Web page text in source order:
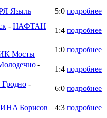
Языль 5:0 подробнее
- НАФТАН
1:4 подробнее
Мосты
1:0 подробнее
-
1:4 подробнее
-
6:0 подробнее
Борисов 4:3 подробнее